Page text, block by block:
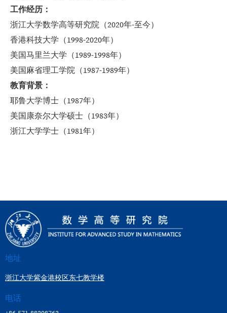
工作经历：
浙江大学数学高等研究院（2020年-至今）
香港科技大学（1998-2020年）
美国马里兰大学（1989-1998年）
美国麻省理工学院（1987-1989年）
教育背景：
耶鲁大学博士（1987年）
美国康奈尔大学硕士（1983年）
浙江大学学士（1981年）
地址
浙江大学紫金港校区东七教学楼
电话